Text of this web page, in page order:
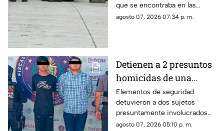
que se encontraba en las
inmediaciones de la colonia
agosto 07, 2026 07:34 p. m.
Detienen a 2 presuntos
homicidas de una
estilista en Acapulco
Elementos de seguridad
detuvieron a dos sujetos
presuntamente involucrados
con el ataque y homicidio de
agosto 07, 2026 05:10 p. m.